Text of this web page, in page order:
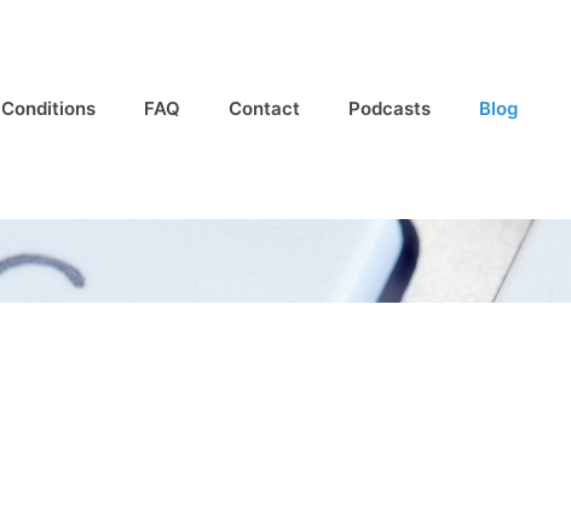
Conditions FAQ Contact Podcasts Blog